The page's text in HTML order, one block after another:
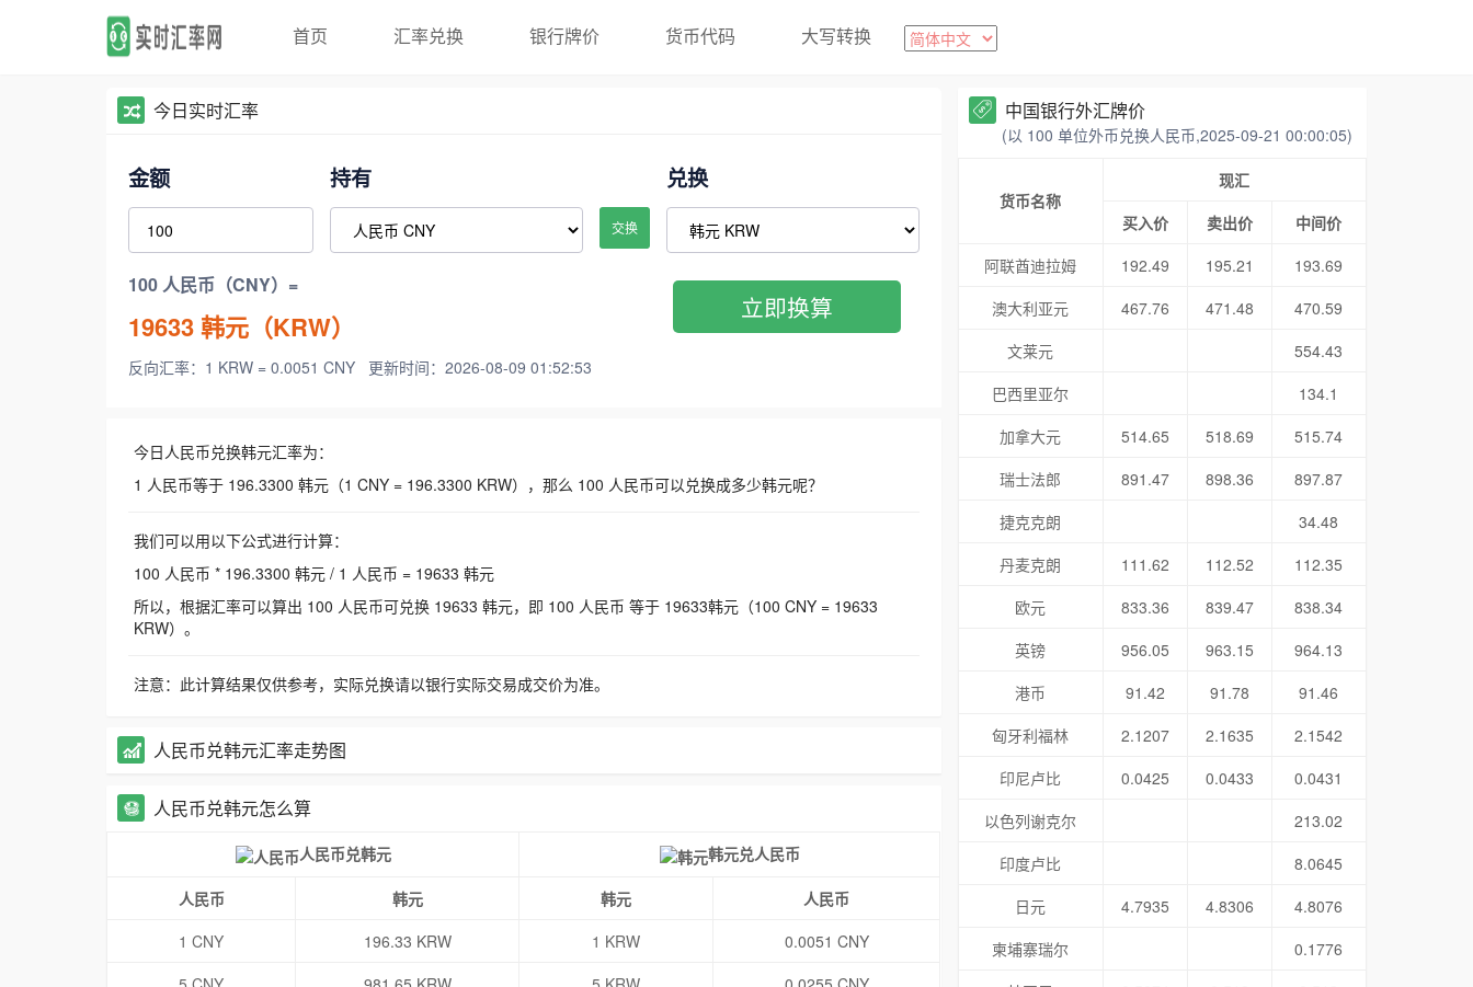
首页 汇率兑换 银行牌价 货币代码 大写转换
今日实时汇率
金额 持有
交换
兑换
100 人民币（CNY）=
19633韩元（KRW）
反向汇率：1 KRW = 0.0051 CNY 更新时间：2026-08-09 01:52:53
立即换算
今日人民币兑换韩元汇率为：
1 人民币等于 196.3300 韩元（1 CNY = 196.3300 KRW），那么 100 人民币可以兑换成多少韩元呢？
我们可以用以下公式进行计算：
100 人民币 * 196.3300 韩元 / 1 人民币 = 19633 韩元
所以，根据汇率可以算出 100 人民币可兑换 19633 韩元，即 100 人民币 等于 19633韩元（100 CNY = 19633
KRW）。
注意：此计算结果仅供参考，实际兑换请以银行实际交易成交价为准。
人民币兑韩元汇率走势图
人民币兑韩元怎么算
人民币兑韩元 韩元兑人民币
人民币 韩元 韩元
人民币
1 CNY
196.33 KRW 1 KRW
0.0051 CNY
中国银行外汇牌价
(以 100 单位外币兑换人民币,2025-09-21 00:00:05)
货币名称
现汇
买入价
卖出价
中间价
阿联酋迪拉姆
192.49 195.21
193.69
澳大利亚元
467.76 471.48
470.59
文莱元
554.43
巴西里亚尔
134.1
加拿大元
514.65 518.69
515.74
瑞士法郎
891.47 898.36
897.87
捷克克朗
34.48
丹麦克朗
111.62 112.52
112.35
欧元
833.36 839.47
838.34
英镑
956.05 963.15
964.13
港币
91.42 91.78
91.46
匈牙利福林
2.1207 2.1635
2.1542
印尼卢比
0.0425 0.0433
0.0431
以色列谢克尔
213.02
印度卢比
8.0645
日元
4.7935 4.8306
4.8076
柬埔寨瑞尔
0.1776